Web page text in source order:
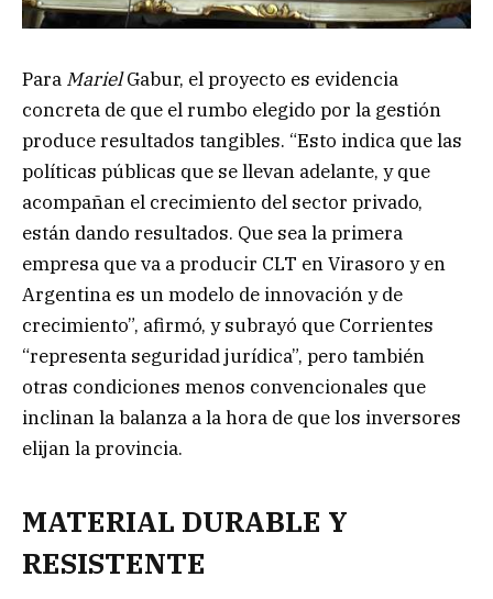
Para MarielGabur, el proyecto es evidencia
concreta de que el rumbo elegido por la gestión
produce resultados tangibles. “Esto indica que las
políticas públicas que se llevan adelante, y que
acompañan el crecimiento del sector privado,
están dando resultados. Que sea la primera
empresa que va a producir CLT en Virasoro y en
Argentina es un modelo de innovación y de
crecimiento”, afirmó, y subrayó que Corrientes
“representa seguridad jurídica”, pero también
otras condiciones menos convencionales que
inclinan la balanza a la hora de que los inversores
elijan la provincia.
MATERIAL DURABLE Y
RESISTENTE